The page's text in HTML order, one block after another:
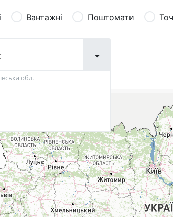
Вантажні Поштомати
обл.
Укрпошта Експрес/тариф
«Пріоритетний»
Укрпошта Стандарт/тариф
Доставка за межі України
Прийом вантажів